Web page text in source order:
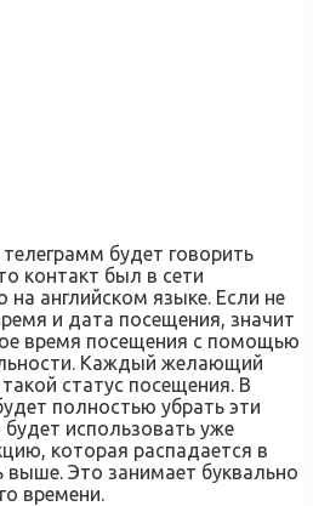
будет говорить
контакт был в сети
английском языке. Если не
и дата посещения, значит
время посещения с помощью
Каждый желающий
статус посещения. В
полностью убрать эти
использовать уже
которая распадается в
Это занимает буквально
времени.